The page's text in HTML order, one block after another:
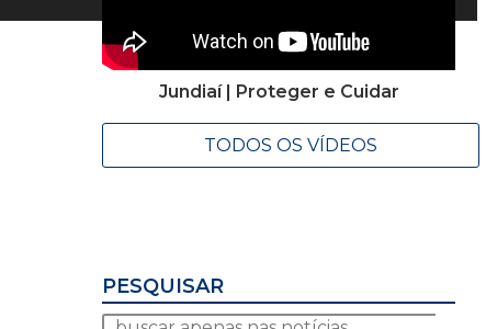
Jundiaí | Proteger e Cuidar
TODOS OS VÍDEOS
PESQUISAR